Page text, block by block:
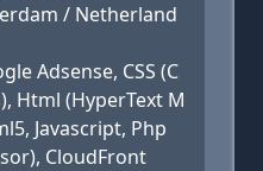
/ Netherland
Adsense, CSS (C
Html (HyperText M
Javascript, Php
CloudFront